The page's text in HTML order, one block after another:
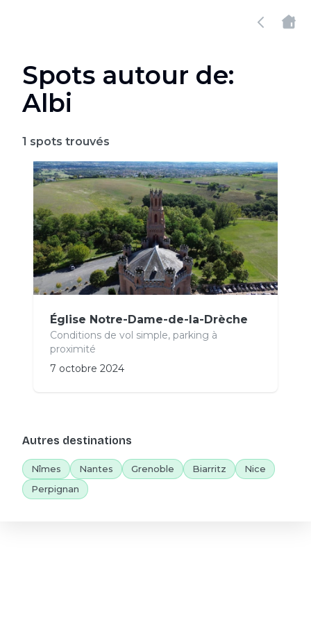
Spots autour de:
Albi
1 spots trouvés
Église Notre-Dame-de-la-Drèche
Conditions de vol simple, parking à
proximité
7 octobre 2024
Autres destinations
Nîmes Nantes Grenoble Biarritz
Nice
Perpignan